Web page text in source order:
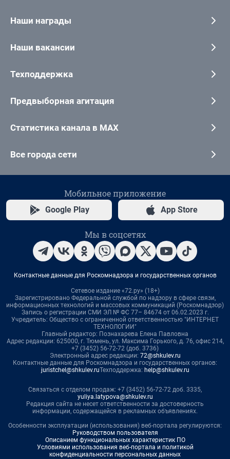
Наши награды
Наши вакансии
Техподдержка
Предвыборная агитация
Статистика канала в MAX
Все города сети
Мобильное приложение
Google Play App Store
Мы в соцсетях
Контактные данные для Роскомнадзора и государственных органов
Сетевое издание «72.ру» (18+)
Зарегистрировано Федеральной службой по надзору в сфере связи,
информационных технологий и массовых коммуникаций (Роскомнадзор)
Запись о регистрации СМИ ЭЛ № ФС 77– 84674 от 06.02.2023 г.
Учредитель: Общество с ограниченной ответственностью "ИНТЕРНЕТ
ТЕХНОЛОГИИ"
Главный редактор: Познахарева Елена Павловна
Адрес редакции: 625000, г. Тюмень, ул. Максима Горького, д. 76, офис 214,
+7 (3452) 56-72-72 (доб. 3736)
Электронный адрес редакции: 72@shkulev.ru
Контактные данные для Роскомнадзора и государственных органов:
juristchel@shkulev.ruТехподдержка: help@shkulev.ru
Связаться с отделом продаж: +7 (3452) 56-72-72 доб. 3335,
yuliya.latypova@shkulev.ru
Редакция сайта не несет ответственности за достоверность
информации, содержащейся в рекламных объявлениях.
Особенности эксплуатации (использования) веб-портала регулируются:
Руководством пользователя
Описанием функциональных характеристик ПО
Условиями использования веб-портала и политикой
конфиденциальности персональных данных